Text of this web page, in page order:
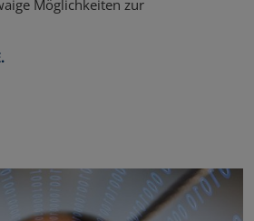
Möglichkeiten zur